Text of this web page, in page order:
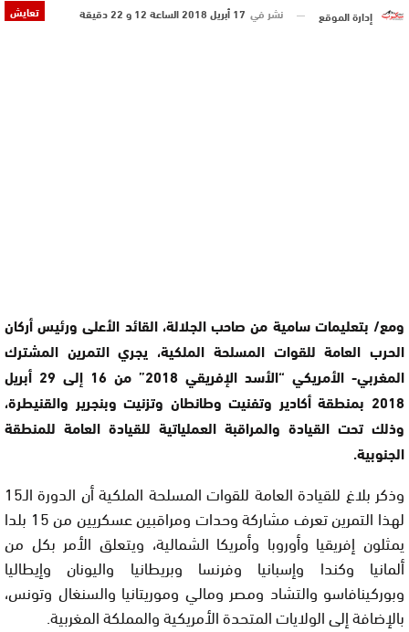
تعايش إدارة الموقع نشر في 17 أبريل 2018 الساعة 12 و 22 دقيقة
ومع/ بتعليمات سامية من صاحب الجلالة، القائد الأعلى ورئيس أركان
الحرب العامة للقوات المسلحة الملكية، يجري التمرين المشترك
المغربي- الأمريكي “الأسد الإفريقي 2018” من 16 إلى 29 أبريل
2018 بمنطقة أكادير وتفنيت وطانطان وتزنيت وبنجرير والقنيطرة،
وذلك تحت القيادة والمراقبة العملياتية للقيادة العامة للمنطقة
الجنوبية.
وذكر بلاغ للقيادة العامة للقوات المسلحة الملكية أن الدورة الـ15
لهذا التمرين تعرف مشاركة وحدات ومراقبين عسكريين من 15 بلدا
يمثلون إفريقيا وأوروبا وأمريكا الشمالية، ويتعلق الأمر بكل من
ألمانيا وكندا وإسبانيا وفرنسا وبريطانيا واليونان وإيطاليا
وبوركينافاسو والتشاد ومصر ومالي وموريتانيا والسنغال وتونس،
بالإضافة إلى الولايات المتحدة الأمريكية والمملكة المغربية.